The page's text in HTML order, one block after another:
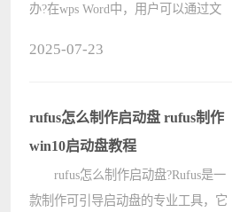
办?在wps Word中，用户可以通过文
有的用户发现自己的wps文字中的页
码不连????
2025-07-23
rufus怎么制作启动盘 rufus制作
win10启动盘教程
rufus怎么制作启动盘?Rufus是一
款制作可引导启动盘的专业工具，它